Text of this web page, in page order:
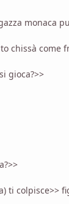
monaca
chissà come
gioca?>>
ti colpisce>>